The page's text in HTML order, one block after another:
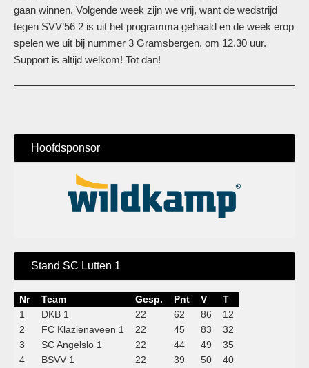
gaan winnen. Volgende week zijn we vrij, want de wedstrijd
tegen SVV’56 2 is uit het programma gehaald en de week erop
spelen we uit bij nummer 3 Gramsbergen, om 12.30 uur.
Support is altijd welkom! Tot dan!
Hoofdsponsor
Stand SC Lutten 1
Nr Team Gesp. Pnt V
T
1
DKB 1 22 62 86
12
2
FC Klazienaveen 1 22 45 83
32
3
SC Angelslo 1 22 44 49
35
4
BSVV 1 22 39 50
40